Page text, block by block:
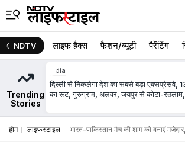
NDTV लाइफ हैक्स फैशन/ब्‍यूटी पैरेंटिंग
Trending
Stories
India
दिल्ली से निकलेगा देश का सबसे बड़ा एक्सप्रेसवे,
का रूट, गुरुग्राम, अलवर, जयपुर से कोटा-
होम लाइफस्टाइल भारत-पाकिस्तान मैच की शाम को बनाएं